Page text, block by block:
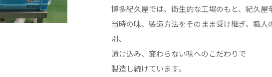
博多紀久屋では、衛生的な工場のもと、紀久屋
当時の味、製造方法をそのまま受け継ぎ、職人
別、
漬け込み、変わらない味へのこだわりで
製造し続けています。